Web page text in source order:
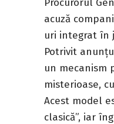
Procurorul
acuză
uri integrat în
Potrivit
un mecanism
misterioase,
Acest model
clasică”, iar